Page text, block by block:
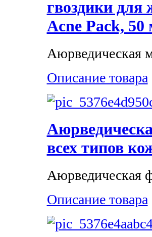
гвоздики
Acne Pack, 50
Аюрведическая
Описание товара
всех типов
Аюрведическая
Описание товара